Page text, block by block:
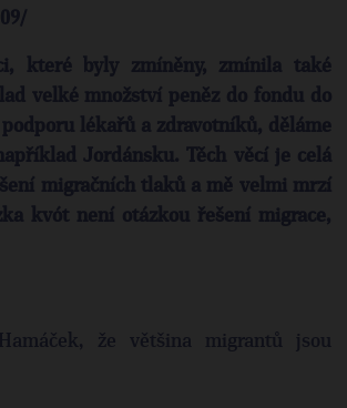
které byly zmíněny, zmínila také
velké množství peněz do fondu do
lékařů a zdravotníků, děláme
Jordánsku. Těch věcí je celá
migračních tlaků a mě velmi mrzí
kvót není otázkou řešení migrace,
že většina migrantů jsou